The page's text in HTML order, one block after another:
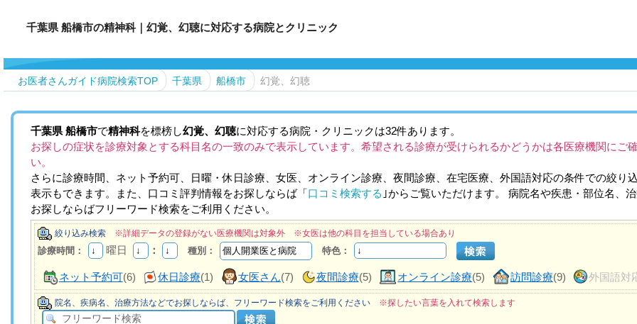
千葉県 船橋市の精神科｜幻覚、幻聴に対応する病院とクリニック
お医者さんガイド病院検索TOP 千葉県 船橋市 幻覚、幻聴
千葉県 船橋市で精神科を標榜し幻覚、幻聴に対応する病院・クリニックは32件あります。
お探しの症状を診療対象とする科目名の一致のみで表示しています。希望される診療が受けられるかどうかは各医療機関にご
い。
さらに診療時間、ネット予約可、日曜・休日診療、女医、オンライン診療、夜間診療、在宅医療、外国語対応の条件での絞り
表示もできます。また、口コミ評判情報をお探しならば「口コミ検索する ｣からご覧いただけます。 病院名や疾患・部位名、
お探しならばフリーワード検索をご利用ください。
絞り込み検索 ※詳細データの登録がない医療機関は対象外 ※女医は他の科目を担当している場合あり
診療時間： 曜日 ： 種別： 特色：
ネット予約可(6) 休日診療(1) 女医さん(7) 夜間診療(5) オンライン診療(5) 訪問診療(9) 外国語対
院名、疾病名、治療方法などでお探しならば、フリーワード検索をご利用ください ※探したい言葉を入れて検索します